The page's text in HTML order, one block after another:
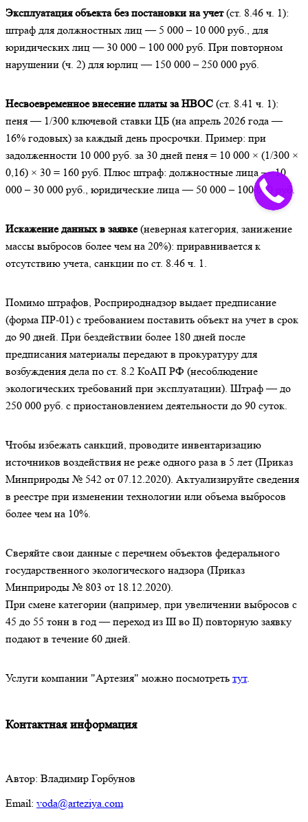
Эксплуатация объекта без постановки на учет(ст. 8.46 ч. 1):
штраф для должностных лиц — 5 000 – 10 000 руб., для
юридических лиц — 30 000 – 100 000 руб. При повторном
нарушении (ч. 2) для юрлиц — 150 000 – 250 000 руб.
Несвоевременное внесение платы за НВОС (ст. 8.41 ч. 1):
пеня — 1/300 ключевой ставки ЦБ (на апрель 2026 года —
16% годовых) за каждый день просрочки. Пример: при
задолженности 10 000 руб. за 30 дней пеня = 10 000 × (1/300 ×
0,16) × 30 = 160 руб. Плюс штраф: должностные лица — 10
000 – 30 000 руб., юридические лица — 50 000 – 100 000 руб.
Искажение данных в заявке(неверная категория, занижение
массы выбросов более чем на 20%): приравнивается к
отсутствию учета, санкции по ст. 8.46 ч. 1.
Помимо штрафов, Росприроднадзор выдает предписание
(форма ПР-01) с требованием поставить объект на учет в срок
до 90 дней. При бездействии более 180 дней после
предписания материалы передают в прокуратуру для
возбуждения дела по ст. 8.2 КоАП РФ (несоблюдение
экологических требований при эксплуатации). Штраф — до
250 000 руб. с приостановлением деятельности до 90 суток.
Чтобы избежать санкций, проводите инвентаризацию
источников воздействия не реже одного раза в 5 лет (Приказ
Минприроды № 542 от 07.12.2020). Актуализируйте сведения
в реестре при изменении технологии или объема выбросов
более чем на 10%.
Сверяйте свои данные с перечнем объектов федерального
государственного экологического надзора (Приказ
Минприроды № 803 от 18.12.2020).
При смене категории (например, при увеличении выбросов с
45 до 55 тонн в год — переход из III во II) повторную заявку
подают в течение 60 дней.
Услуги компании "Артезия" можно посмотреть тут.
Контактная информация
Автор: Владимир Горбунов
Email: voda@arteziya.com